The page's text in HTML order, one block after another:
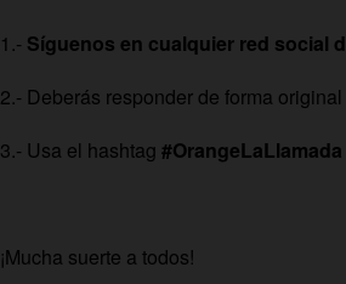
1.- Síguenos en cualquier red social
2.- Deberás responder de forma
3.- Usa el hashtag #OrangeLaLlamada
¡Mucha suerte a todos!